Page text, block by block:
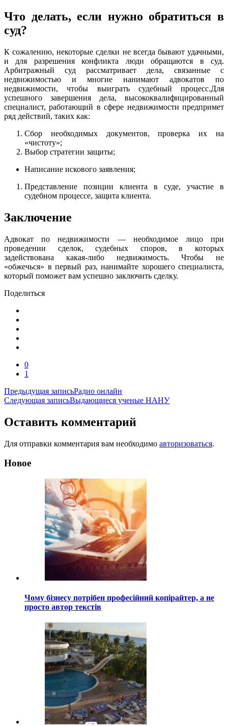
Что делать, если нужно обратиться в
суд?
К сожалению, некоторые сделки не всегда бывают удачными,
и для разрешения конфликта люди обращаются в суд.
Арбитражный суд рассматривает дела, связанные с
недвижимостью и многие нанимают адвокатов по
недвижимости, чтобы выиграть судебный процесс.Для
успешного завершения дела, высококвалифицированный
специалист, работающий в сфере недвижимости предпримет
ряд действий, таких как:
Сбор необходимых документов, проверка их на
«чистоту»;
Выбор стратегии защиты;
Написание искового заявления;
Представление позиции клиента в суде, участие в
судебном процессе, защита клиента.
Заключение
Адвокат по недвижимости — необходимое лицо при
проведении сделок, судебных споров, в которых
задействована какая-либо недвижимость. Чтобы не
«обжечься» в первый раз, нанимайте хорошего специалиста,
который поможет вам успешно заключить сделку.
Поделиться
0
1
Навигация
по
записям
Предыдущая записьРадио онлайн
Следующая записьВыдающиеся ученые НАНУ
Оставить комментарий
Для отправки комментария вам необходимо авторизоваться.
Новое
Чому бізнесу потрібен професійний копірайтер, а не
просто автор текстів